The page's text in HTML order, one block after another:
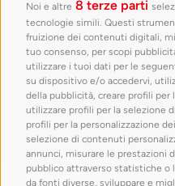
Noi e altre 8 terze parti
tecnologie simili. Questi
fruizione dei contenuti digitali,
tuo consenso, per scopi
utilizzare i tuoi dati per le
su dispositivo e/o accedervi,
della pubblicità, creare profili per
utilizzare profili per la selezione
profili per la personalizzazione
selezione di contenuti
annunci, misurare le prestazioni
pubblico attraverso statistiche o
da fonti diverse, sviluppare e
con il